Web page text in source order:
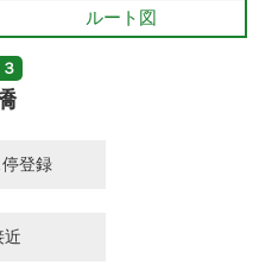
ルート図
登録
近